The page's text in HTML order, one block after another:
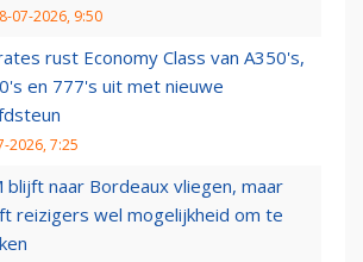
07-2026, 9:50
rust Economy Class van A350's,
en 777's uit met nieuwe
2026, 7:25
blijft naar Bordeaux vliegen, maar
reizigers wel mogelijkheid om te